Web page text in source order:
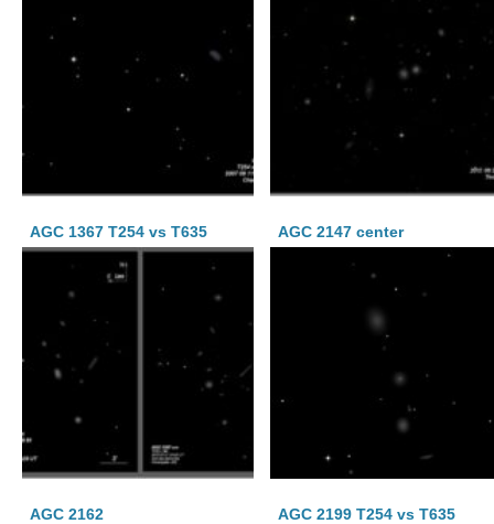
AGC 1367 T254 vs T635 AGC 2147 center
AGC 2162 AGC 2199 T254 vs T635